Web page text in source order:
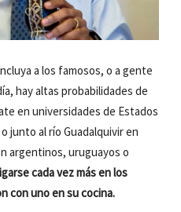
a los famosos, o a gente
hay altas probabilidades de
en universidades de Estados
junto al río Guadalquivir en
argentinos, uruguayos o
cada vez más en los
con uno en su cocina.